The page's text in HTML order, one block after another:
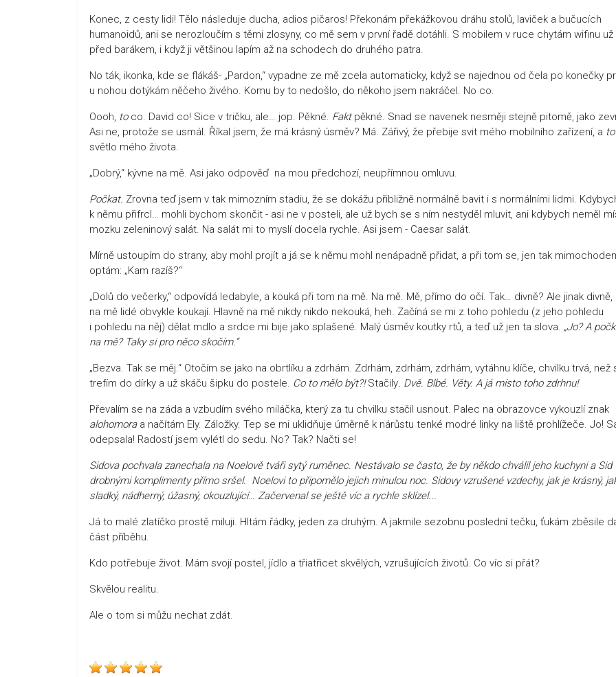
Konec, z cesty lidi! Tělo následuje ducha, adios pičaros! Překonám překážkovou dráhu stolů, laviček a bučucích
humanoidů, ani se nerozloučím s těmi zlosyny, co mě sem v první řadě dotáhli. S mobilem v ruce chytám wifinu už
před barákem, i když ji většinou lapím až na schodech do druhého patra.
No ták, ikonka, kde se flákáš- „Pardon,“ vypadne ze mě zcela automaticky, když se najednou od čela po konečky
u nohou dotýkám něčeho živého. Komu by to nedošlo, do někoho jsem nakráčel. No co.
Oooh, toco. David co! Sice v tričku, ale… jop. Pěkné. Fakt pěkné. Snad se navenek nesměji stejně pitomě, jako
Asi ne, protože se usmál. Říkal jsem, že má krásný úsměv? Má. Zářivý, že přebije svit mého mobilního zařízení, a to
světlo mého života.
„Dobrý,“ kývne na mě. Asi jako odpověď na mou předchozí, neupřímnou omluvu.
Počkat. Zrovna teď jsem v tak mimozním stadiu, že se dokážu přibližně normálně bavit i s normálními lidmi.
k němu přifrcl… mohli bychom skončit - asi ne v posteli, ale už bych se s ním nestyděl mluvit, ani kdybych neměl
mozku zeleninový salát. Na salát mi to myslí docela rychle. Asi jsem - Caesar salát.
Mírně ustoupím do strany, aby mohl projít a já se k němu mohl nenápadně přidat, a při tom se, jen tak
optám: „Kam razíš?“
„Dolů do večerky,“ odpovídá ledabyle, a kouká při tom na mě. Na mě. Mě, přímo do očí. Tak… divně? Ale jinak divně,
na mě lidé obvykle koukají. Hlavně na mě nikdy nikdo nekouká, heh. Začíná se mi z toho pohledu (z jeho pohledu
i pohledu na něj) dělat mdlo a srdce mi bije jako splašené. Malý úsměv koutky rtů, a teď už jen ta slova. „Jo? A
na mě? Taky si pro něco skočím.“
„Bezva. Tak se měj.“ Otočím se jako na obrtlíku a zdrhám. Zdrhám, zdrhám, zdrhám, vytáhnu klíče, chvilku trvá, než
trefím do dírky a už skáču šipku do postele. Co to mělo být?!Stačily. Dvě. Blbé. Věty. A já místo toho zdrhnu!
Převalím se na záda a vzbudím svého miláčka, který za tu chvilku stačil usnout. Palec na obrazovce vykouzlí znak
alohomoraa načítám Ely. Záložky. Tep se mi uklidňuje úměrně k nárůstu tenké modré linky na liště prohlížeče. Jo!
odepsala! Radostí jsem vylétl do sedu. No? Tak? Načti se!
Sidova pochvala zanechala na Noelově tváři sytý ruměnec. Nestávalo se často, že by někdo chválil jeho kuchyni a Sid
drobnými komplimenty přímo sršel. Noelovi to připomělo jejich minulou noc. Sidovy vzrušené vzdechy, jak je krásný,
sladký, nádherný, úžasný, okouzlující… Začervenal se ještě víc a rychle sklízel...
Já to malé zlatíčko prostě miluji. Hltám řádky, jeden za druhým. A jakmile sezobnu poslední tečku, ťukám zběsile
část příběhu.
Kdo potřebuje život. Mám svojí postel, jídlo a třiatřicet skvělých, vzrušujících životů. Co víc si přát?
Skvělou realitu.
Ale o tom si můžu nechat zdát.